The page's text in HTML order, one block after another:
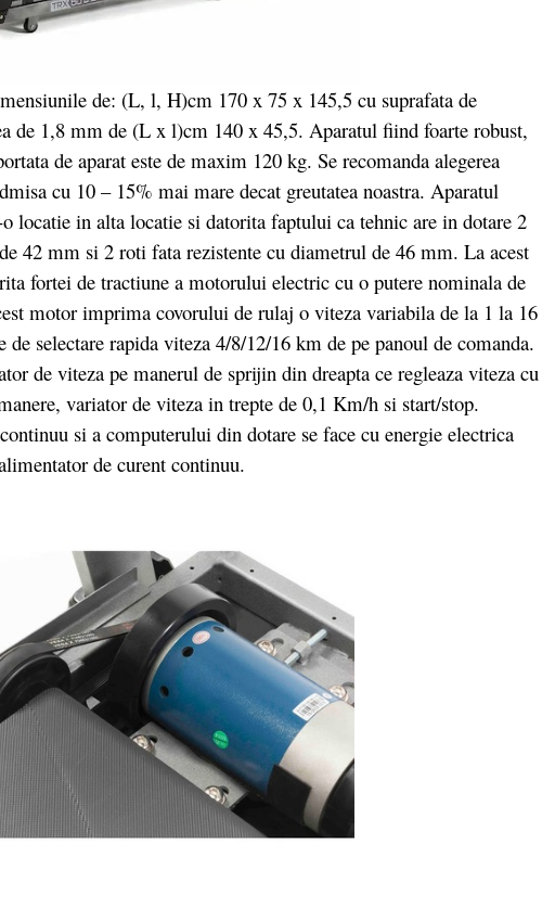
de: (L, l, H)cm 170 x 75 x 145,5 cu suprafata de
de 1,8 mm de (L x l)cm 140 x 45,5. Aparatul fiind foarte robust,
de aparat este de maxim 120 kg. Se recomanda alegerea
cu 10 – 15% mai mare decat greutatea noastra. Aparatul
locatie in alta locatie si datorita faptului ca tehnic are in dotare 2
42 mm si 2 roti fata rezistente cu diametrul de 46 mm. La acest
fortei de tractiune a motorului electric cu o putere nominala de
motor imprima covorului de rulaj o viteza variabila de la 1 la 16
selectare rapida viteza 4/8/12/16 km de pe panoul de comanda.
de viteza pe manerul de sprijin din dreapta ce regleaza viteza cu
variator de viteza in trepte de 0,1 Km/h si start/stop.
si a computerului din dotare se face cu energie electrica
de curent continuu.